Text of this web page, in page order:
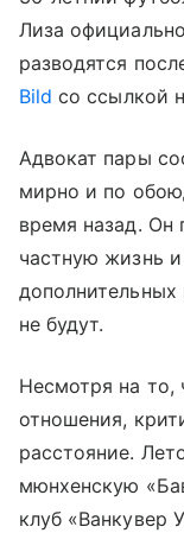
Лиза
разводятся
Bild со ссылкой
Адвокат пары
мирно и по
время назад. Он
частную жизнь
дополнительных
не будут.
Несмотря на то,
отношения,
расстояние.
мюнхенскую
клуб «Ванкувер